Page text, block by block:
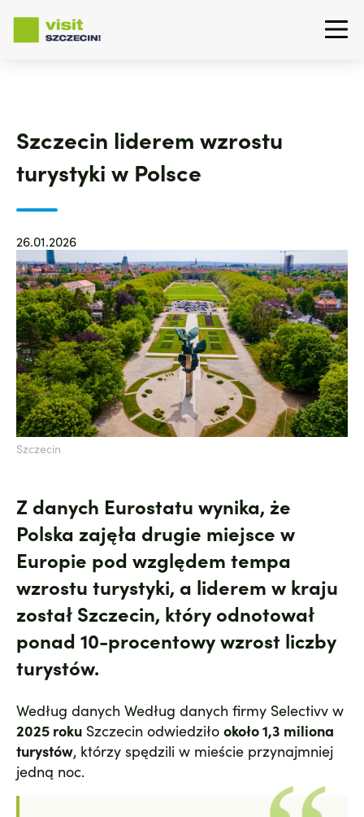
Szczecin liderem wzrostu
turystyki w Polsce
26.01.2026
Szczecin
Z danych Eurostatu wynika, że
Polska zajęła drugie miejsce w
Europie pod względem tempa
wzrostu turystyki, a liderem w kraju
został Szczecin, który odnotował
ponad 10-procentowy wzrost liczby
turystów.
Według danych Według danych firmy Selectivv w
2025 roku Szczecin odwiedziło około 1,3 miliona
turystów, którzy spędzili w mieście przynajmniej
jedną noc.